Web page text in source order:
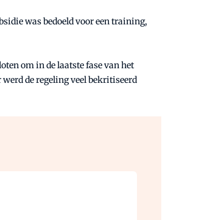
was bedoeld voor een training,
om in de laatste fase van het
de regeling veel bekritiseerd